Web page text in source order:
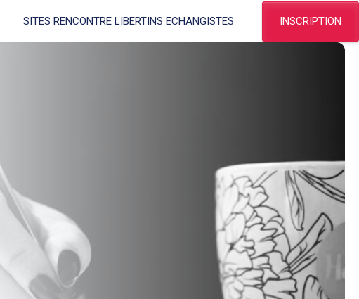
SITES RENCONTRE LIBERTINS ECHANGISTES INSCRIPTION